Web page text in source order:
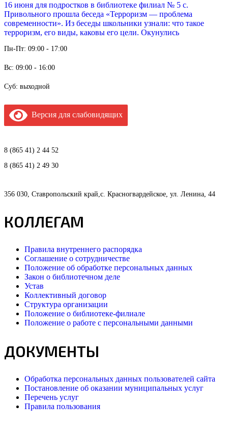
16 июня для подростков в библиотеке филиал № 5 с.
Привольного прошла беседа «Терроризм — проблема
современности». Из беседы школьники узнали: что такое
терроризм, его виды, каковы его цели. Окунулись
Пн-Пт: 09:00 - 17:00
Вс: 09:00 - 16:00
Суб: выходной
Версия для слабовидящих
8 (865 41) 2 44 52
8 (865 41) 2 49 30
356 030, Ставропольский край,с. Красногвардейское, ул. Ленина, 44
КОЛЛЕГАМ
Правила внутреннего распорядка
Соглашение о сотрудничестве
Положение об обработке персональных данных
Закон о библиотечном деле
Устав
Коллективный договор
Структура организации
Положение о библиотеке-филиале
Положение о работе с персональными данными
ДОКУМЕНТЫ
Обработка персональных данных пользователей сайта
Постановление об оказании муниципальных услуг
Перечень услуг
Правила пользования